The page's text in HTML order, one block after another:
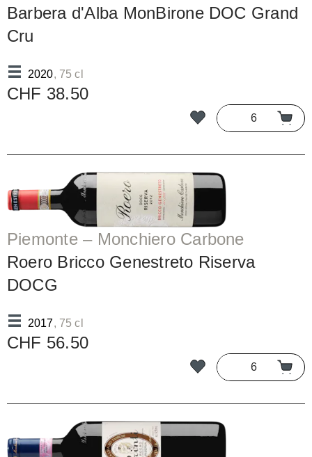
Barbera d'Alba MonBirone DOC Grand
Cru
2020, 75 cl
CHF 38.50
Piemonte – Monchiero Carbone
Roero Bricco Genestreto Riserva
DOCG
2017, 75 cl
CHF 56.50